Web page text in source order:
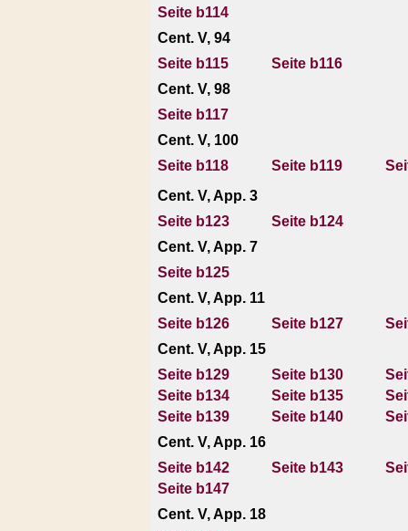
Seite b114
Cent. V, 94
Seite b115
Seite b116
Cent. V, 98
Seite b117
Cent. V, 100
Seite b118
Seite b119
Cent. V, App. 3
Seite b123
Seite b124
Cent. V, App. 7
Seite b125
Cent. V, App. 11
Seite b126
Seite b127
Cent. V, App. 15
Seite b129
Seite b130
Seite b134
Seite b135
Seite b139
Seite b140
Cent. V, App. 16
Seite b142
Seite b143
Seite b147
Cent. V, App. 18